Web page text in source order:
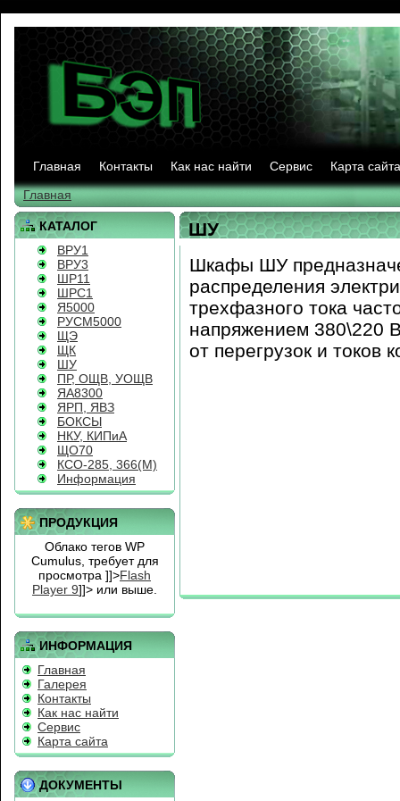
Главная Контакты Как нас найти Сервис
Карта сайта
Главная
КАТАЛОГ
ВРУ1
ВРУ3
ШР11
ШРС1
Я5000
РУСМ5000
ЩЭ
ЩК
ШУ
ПР, ОЩВ, УОЩВ
ЯА8300
ЯРП, ЯВЗ
БОКСЫ
НКУ, КИПиА
ЩО70
КСО-285, 366(М)
Информация
ПРОДУКЦИЯ
Облако тегов WP
Cumulus, требует для
просмотра ]]>Flash
Player 9]]> или выше.
ИНФОРМАЦИЯ
Главная
Галерея
Контакты
Как нас найти
Сервис
Карта сайта
ДОКУМЕНТЫ
ШУ
Шкафы ШУ
распределения
трехфазного тока
напряжением 380\220
от перегрузок и токов